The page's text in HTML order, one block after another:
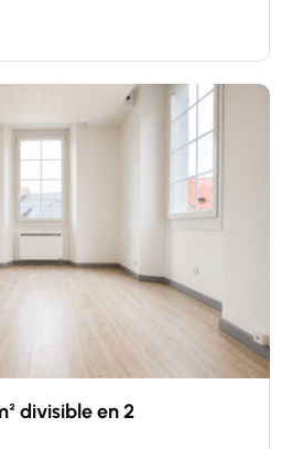
cuisine ouverte sur un agréable
à une terrasse, d'un WC
gaz et d'électricité aux normes.
au gaz.
divisible en 2